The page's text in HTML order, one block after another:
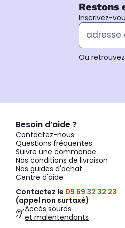
Restons
Inscrivez-
Ou
Besoin d’aide ?
Contactez-nous
Questions fréquentes
Suivre une commande
Nos conditions de livraison
Nos guides d'achat
Centre d'aide
Contactez le 09 69 32 32 23
(appel non surtaxé)
Accès sourds
et malentendants